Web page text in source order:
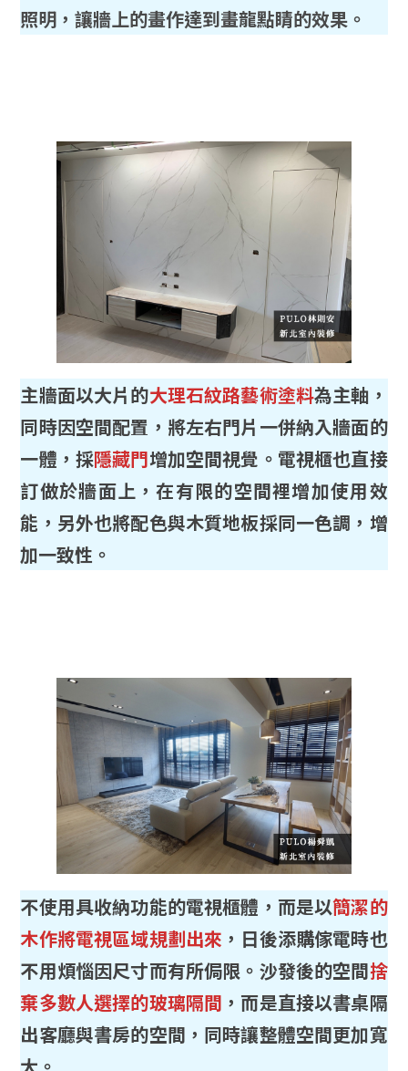
照明，讓牆上的畫作達到畫龍點睛的效果。
主牆面以大片的大理石紋路藝術塗料為主軸，
同時因空間配置，將左右門片一併納入牆面的
一體，採隱藏門增加空間視覺。電視櫃也直接
訂做於牆面上，在有限的空間裡增加使用效
能，另外也將配色與木質地板採同一色調，增
加一致性。
不使用具收納功能的電視櫃體，而是以簡潔的
木作將電視區域規劃出來 ，日後添購傢電時也
不用煩惱因尺寸而有所侷限。沙發後的空間捨
棄多數人選擇的玻璃隔間 ，而是直接以書桌隔
出客廳與書房的空間，同時讓整體空間更加寬